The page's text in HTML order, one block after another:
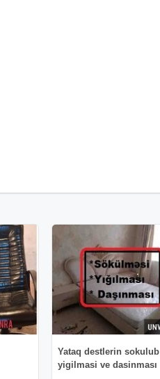
Yataq destlerin sokulub
yigilmasi ve dasinması